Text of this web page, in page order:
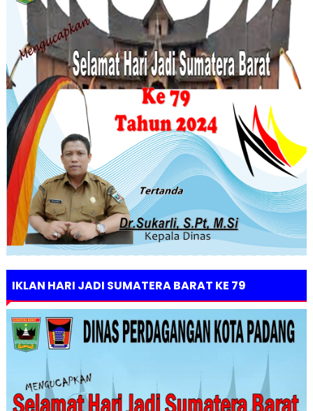
IKLAN HARI JADI SUMATERA BARAT KE 79